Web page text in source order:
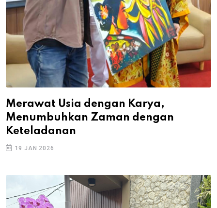
Merawat Usia dengan Karya,
Menumbuhkan Zaman dengan
Keteladanan
19 JAN 2026